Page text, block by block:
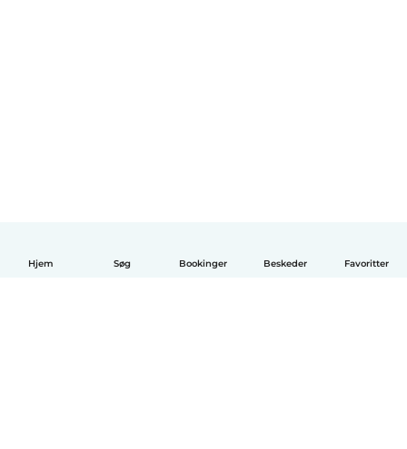
Hjem Søg Bookinger Beskeder Favoritter